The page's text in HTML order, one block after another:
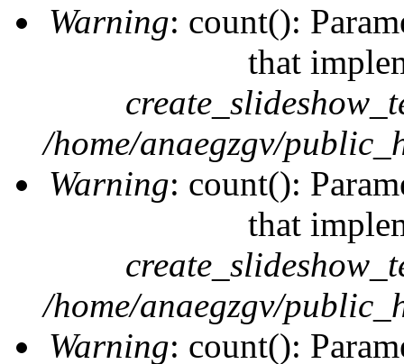
Warning: count():
that
/home/anaegzgv/
Warning: count():
that
/home/anaegzgv/
Warning: count():